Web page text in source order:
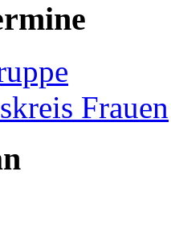
Frauen